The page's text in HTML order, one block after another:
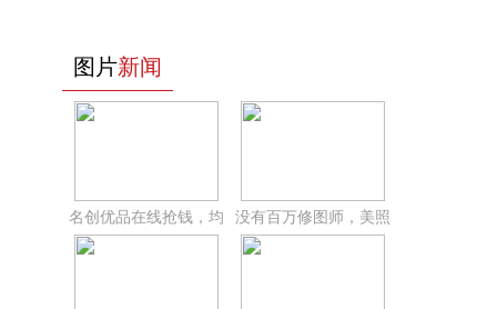
图片新闻
名创优品在线抢钱，均 没有百万修图师，美照